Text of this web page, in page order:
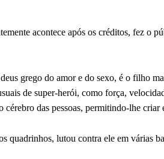
acontece após os créditos, fez o
grego do amor e do sexo, é o filho
de super-herói, como força,
das pessoas, permitindo-lhe
quadrinhos, lutou contra ele em várias